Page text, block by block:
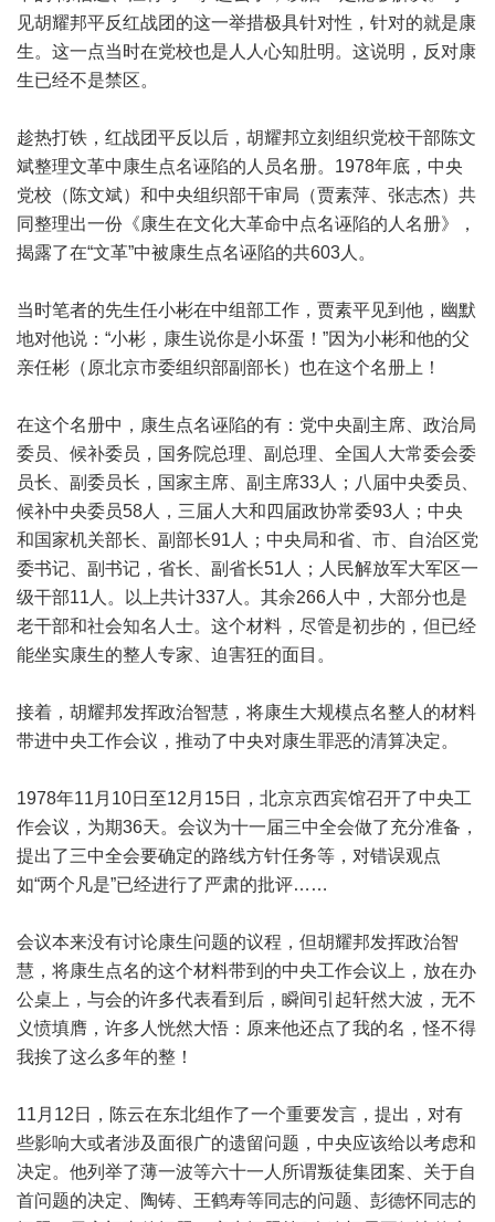
见胡耀邦平反红战团的这一举措极具针对性，针对的就是康
生。这一点当时在党校也是人人心知肚明。这说明，反对康
生已经不是禁区。
趁热打铁，红战团平反以后，胡耀邦立刻组织党校干部陈文
斌整理文革中康生点名诬陷的人员名册。1978年底，中央
党校（陈文斌）和中央组织部干审局（贾素萍、张志杰）共
同整理出一份《康生在文化大革命中点名诬陷的人名册》，
揭露了在“文革”中被康生点名诬陷的共603人。
当时笔者的先生任小彬在中组部工作，贾素平见到他，幽默
地对他说：“小彬，康生说你是小坏蛋！”因为小彬和他的父
亲任彬（原北京市委组织部副部长）也在这个名册上！
在这个名册中，康生点名诬陷的有：党中央副主席、政治局
委员、候补委员，国务院总理、副总理、全国人大常委会委
员长、副委员长，国家主席、副主席33人；八届中央委员、
候补中央委员58人，三届人大和四届政协常委93人；中央
和国家机关部长、副部长91人；中央局和省、市、自治区党
委书记、副书记，省长、副省长51人；人民解放军大军区一
级干部11人。以上共计337人。其余266人中，大部分也是
老干部和社会知名人士。这个材料，尽管是初步的，但已经
能坐实康生的整人专家、迫害狂的面目。
接着，胡耀邦发挥政治智慧，将康生大规模点名整人的材料
带进中央工作会议，推动了中央对康生罪恶的清算决定。
1978年11月10日至12月15日，北京京西宾馆召开了中央工
作会议，为期36天。会议为十一届三中全会做了充分准备，
提出了三中全会要确定的路线方针任务等，对错误观点
如“两个凡是”已经进行了严肃的批评……
会议本来没有讨论康生问题的议程，但胡耀邦发挥政治智
慧，将康生点名的这个材料带到的中央工作会议上，放在办
公桌上，与会的许多代表看到后，瞬间引起轩然大波，无不
义愤填膺，许多人恍然大悟：原来他还点了我的名，怪不得
我挨了这么多年的整！
11月12日，陈云在东北组作了一个重要发言，提出，对有
些影响大或者涉及面很广的遗留问题，中央应该给以考虑和
决定。他列举了薄一波等六十一人所谓叛徒集团案、关于自
首问题的决定、陶铸、王鹤寿等同志的问题、彭德怀同志的